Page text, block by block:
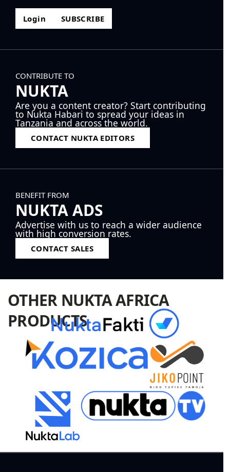
Login SUBSCRIBE
CONTRIBUTE TO
NUKTA
Are you a content creator? Start contributing
to Nukta Habari to spread your ideas in
Tanzania and across the world.
CONTACT NUKTA EDITORS
BENEFIT FROM
NUKTA ADS
Advertise with us to reach a wider audience
with high conversion rates.
CONTACT SALES
OTHER NUKTA AFRICA
PRODUCTS